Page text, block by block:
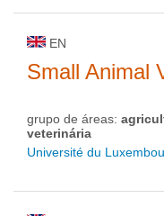
EN
Small Animal
grupo de áreas:
veterinária
Université du